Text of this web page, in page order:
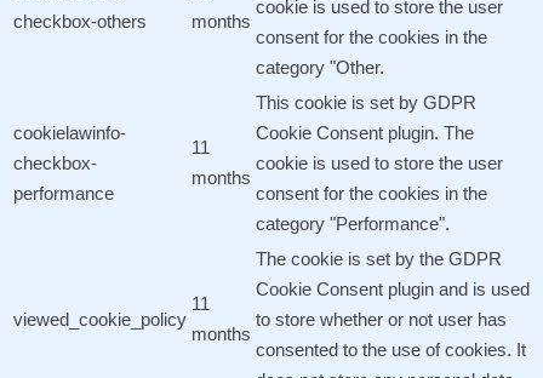
checkbox-others
months
cookie is used to store the user
consent for the cookies in the
category "Other.
cookielawinfo-
checkbox-
performance
11
months
This cookie is set by GDPR
Cookie Consent plugin. The
cookie is used to store the user
consent for the cookies in the
category "Performance".
viewed_cookie_policy
11
months
The cookie is set by the GDPR
Cookie Consent plugin and is used
to store whether or not user has
consented to the use of cookies. It